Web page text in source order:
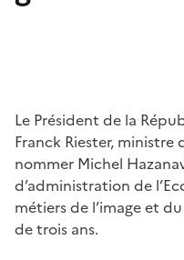
Le Président de la
Franck Riester,
nommer Michel
d’administration de
métiers de l’image et
de trois ans.